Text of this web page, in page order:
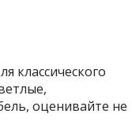
классического
оценивайте не